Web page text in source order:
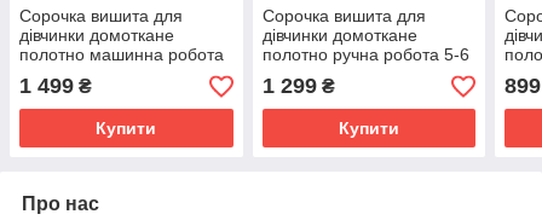
Сорочка вишита для
дівчинки домоткане
полотно машинна робота
ріст 140
1 499 ₴
Купити
Сорочка вишита для
дівчинки домоткане
полотно ручна робота 5-6
роки ріст 122
1 299₴
Купити
899
Про нас